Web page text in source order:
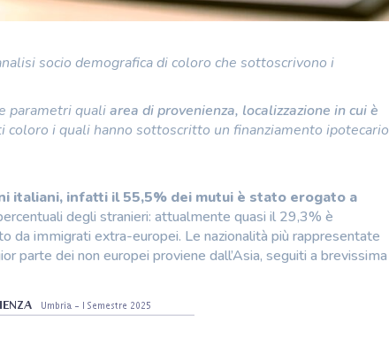
socio demografica di coloro che sottoscrivono i
parametri qualiarea di provenienza, localizzazione in cui è
coloro i quali hanno sottoscritto un finanziamento ipotecario
italiani, infatti il 55,5% dei mutui è stato erogato a
degli stranieri: attualmente quasi il 29,3% è
immigrati extra-europei. Le nazionalità più rappresentate
parte dei non europei proviene dall’Asia, seguiti a brevissima